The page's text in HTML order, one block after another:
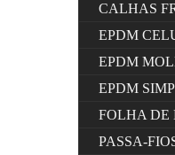
CALHAS
EPDM
EPDM
EPDM
FOLHA DE
PASSA-